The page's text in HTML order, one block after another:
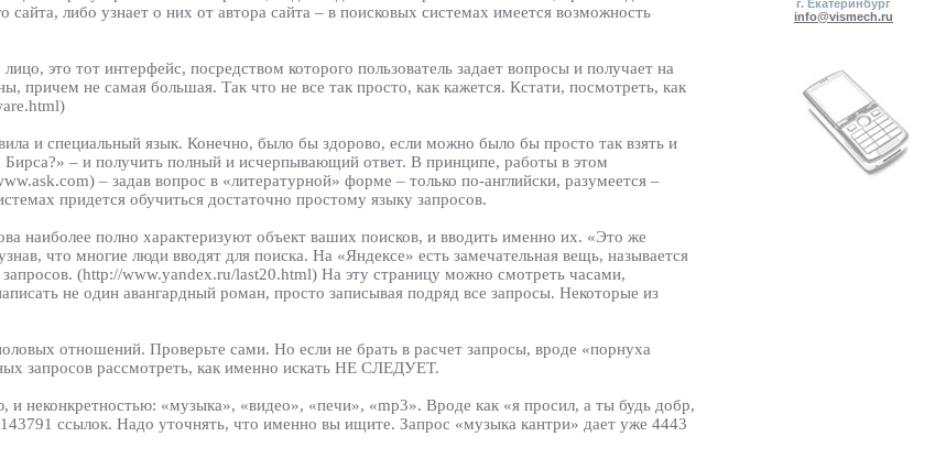
либо узнает о них от автора сайта – в поисковых системах имеется возможность
это тот интерфейс, посредством которого пользователь задает вопросы и получает на
причем не самая большая. Так что не все так просто, как кажется. Кстати, посмотреть, как
и специальный язык. Конечно, было бы здорово, если можно было бы просто так взять и
– и получить полный и исчерпывающий ответ. В принципе, работы в этом
– задав вопрос в «литературной» форме – только по-английски, разумеется –
придется обучиться достаточно простому языку запросов.
наиболее полно характеризуют объект ваших поисков, и вводить именно их. «Это же
что многие люди вводят для поиска. На «Яндексе» есть замечательная вещь, называется
(http://www.yandex.ru/last20.html) На эту страницу можно смотреть часами,
не один авангардный роман, просто записывая подряд все запросы. Некоторые из
отношений. Проверьте сами. Но если не брать в расчет запросы, вроде «порнуха
запросов рассмотреть, как именно искать НЕ СЛЕДУЕТ.
и неконкретностью: «музыка», «видео», «печи», «mp3». Вроде как «я просил, а ты будь добр,
ссылок. Надо уточнять, что именно вы ищите. Запрос «музыка кантри» дает уже 4443
г. Екатеринбург
info@vismech.ru